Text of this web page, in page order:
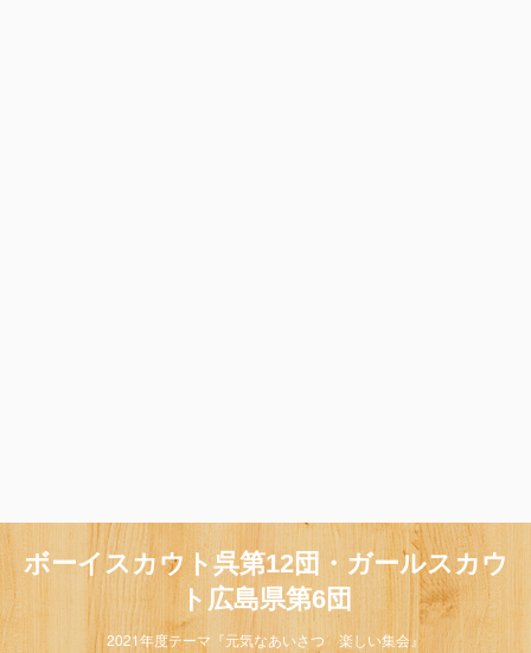
ボーイスカウト呉第12団・ガールスカウ
ト広島県第6団
2021年度テーマ『元気なあいさつ 楽しい集会』